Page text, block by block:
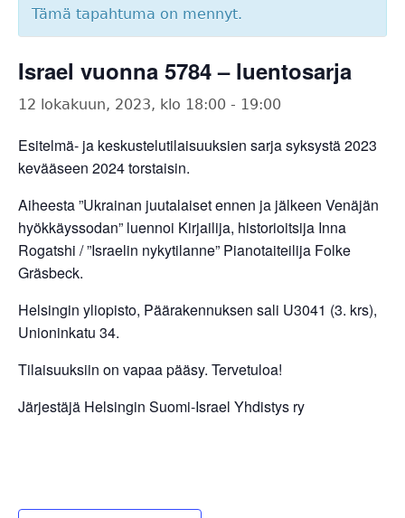
Tämä tapahtuma on mennyt.
Israel vuonna 5784 – luentosarja
12 lokakuun, 2023, klo 18:00 - 19:00
Esitelmä- ja keskustelutilaisuuksien sarja syksystä 2023
kevääseen 2024 torstaisin.
Aiheesta ”Ukrainan juutalaiset ennen ja jälkeen Venäjän
hyökkäyssodan” luennoi Kirjailija, historioitsija Inna
Rogatshi / ”Israelin nykytilanne” Pianotaiteilija Folke
Gräsbeck.
Helsingin yliopisto, Päärakennuksen sali U3041 (3. krs),
Unioninkatu 34.
Tilaisuuksiin on vapaa pääsy. Tervetuloa!
Järjestäjä Helsingin Suomi-Israel Yhdistys ry